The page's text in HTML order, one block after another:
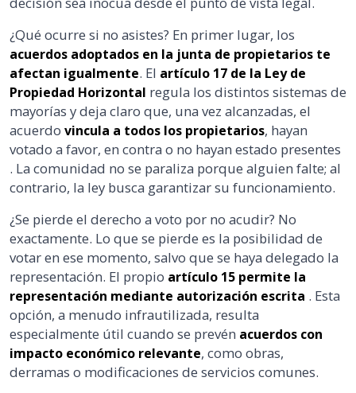
¿Qué ocurre si no asistes? En primer lugar, los
acuerdos adoptados en la junta de propietarios te
afectan igualmente. El artículo 17 de la Ley de
Propiedad Horizontal regula los distintos sistemas de
mayorías y deja claro que, una vez alcanzadas, el
acuerdo vincula a todos los propietarios, hayan
votado a favor, en contra o no hayan estado presentes
. La comunidad no se paraliza porque alguien falte; al
contrario, la ley busca garantizar su funcionamiento.
¿Se pierde el derecho a voto por no acudir? No
exactamente. Lo que se pierde es la posibilidad de
votar en ese momento, salvo que se haya delegado la
representación. El propio artículo 15 permite la
representación mediante autorización escrita . Esta
opción, a menudo infrautilizada, resulta
especialmente útil cuando se prevén acuerdos con
impacto económico relevante, como obras,
derramas o modificaciones de servicios comunes.